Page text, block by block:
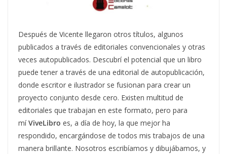
Después de Vicente llegaron otros títulos, algunos
publicados a través de editoriales convencionales y otras
veces autopublicados. Descubrí el potencial que un libro
puede tener a través de una editorial de autopublicación,
donde escritor e ilustrador se fusionan para crear un
proyecto conjunto desde cero. Existen multitud de
editoriales que trabajan en este formato, pero para
míViveLibro es, a día de hoy, la que mejor ha
respondido, encargándose de todos mis trabajos de una
manera brillante. Nosotros escribíamos y dibujábamos, y